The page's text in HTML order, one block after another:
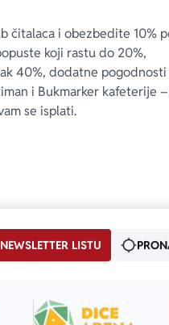
čitalaca i obezbedite 10%
koji rastu do 20%,
40%, dodatne pogodnosti
i Bukmarker kafeterije
se isplati.
LISTU